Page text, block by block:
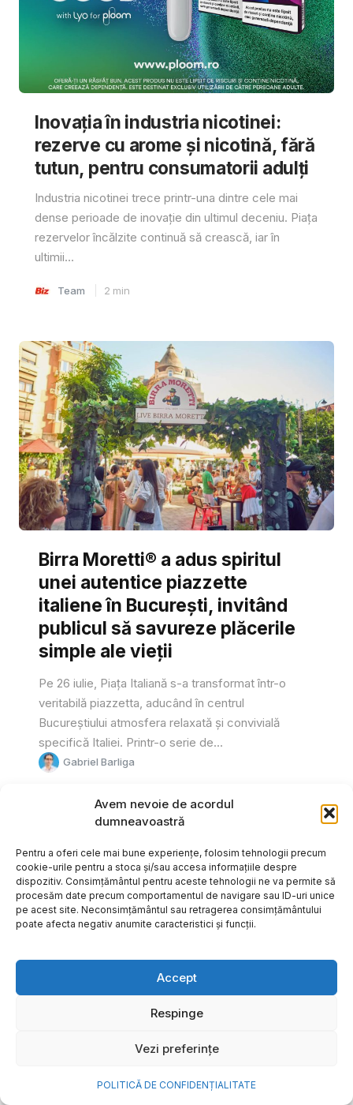
Avem nevoie de acordul
dumneavoastră
Pentru a oferi cele mai bune experiențe, folosim tehnologii precum
cookie-urile pentru a stoca și/sau accesa informațiile despre
dispozitiv. Consimțământul pentru aceste tehnologii ne va permite să
procesăm date precum comportamentul de navigare sau ID-uri unice
pe acest site. Neconsimțământul sau retragerea consimțământului
poate afecta negativ anumite caracteristici și funcții.
Accept
Respinge
Vezi preferințe
POLITICĂ DE CONFIDENȚIALITATE
Inovația în industria nicotinei:
rezerve cu arome și nicotină, fără
tutun, pentru consumatorii adulți
Industria nicotinei trece printr-una dintre cele mai
dense perioade de inovație din ultimul deceniu. Piața
rezervelor încălzite continuă să crească, iar în
ultimii...
Team 2 min
Birra Moretti® a adus spiritul
unei autentice piazzette
italiene în București, invitând
publicul să savureze plăcerile
simple ale vieții
Pe 26 iulie, Piața Italiană s-a transformat într-o
veritabilă piazzetta, aducând în centrul
Bucureștiului atmosfera relaxată și convivială
specifică Italiei. Printr-o serie de...
Gabriel Barliga
frumoase amintiri ale verii într-
o bijuterie Pandora pe care o